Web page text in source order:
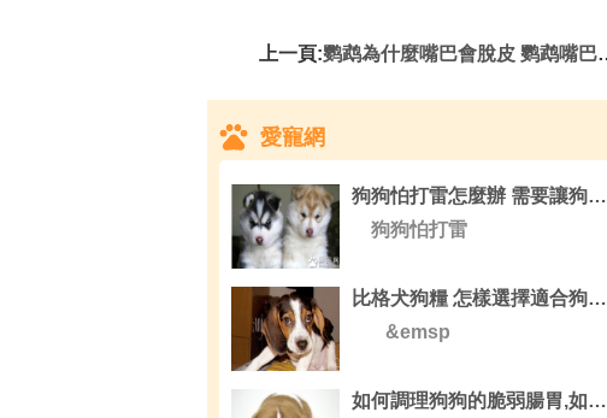
上一頁:鹦鹉為什麼嘴巴會脫皮 鹦鹉嘴巴脫皮怎麼辦
愛寵網
狗狗怕打雷怎麼辦 需要讓狗狗勇敢一些
狗狗怕打雷
比格犬狗糧 怎樣選擇適合狗狗的狗糧
&emsp
如何調理狗狗的脆弱腸胃,如何接近哺乳期的狗狗